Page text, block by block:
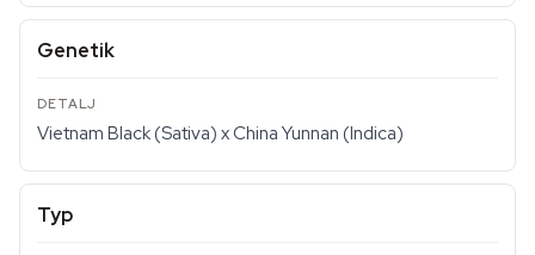
Genetik
Vietnam Black (Sativa) x China Yunnan (Indica)
Typ